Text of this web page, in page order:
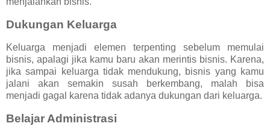
Dukungan Keluarga
Keluarga menjadi elemen terpenting sebelum memulai
bisnis, apalagi jika kamu baru akan merintis bisnis. Karena,
jika sampai keluarga tidak mendukung, bisnis yang kamu
jalani akan semakin susah berkembang, malah bisa
menjadi gagal karena tidak adanya dukungan dari keluarga.
Belajar Administrasi